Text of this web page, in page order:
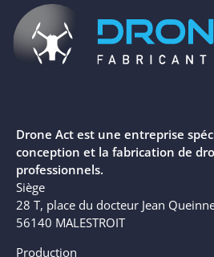
Drone Act est une entreprise
conception et la fabrication de
professionnels.
Siège
28 T, place du docteur Jean
56140 MALESTROIT
Production